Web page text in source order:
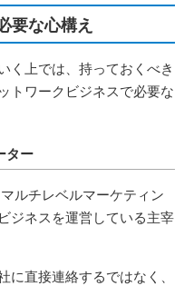
要な心構え
く上では、持っておくべき
トワークビジネスで必要な
ター
ルチレベルマーケティン
ジネスを運営している主宰
に直接連絡するではなく、